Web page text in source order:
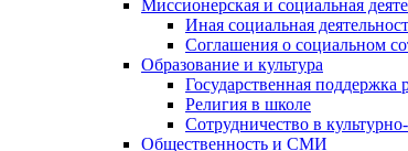
Миссионерская и социальная
Иная социальная
Соглашения о социальном
Образование и культура
Государственная поддержка
Религия в школе
Сотрудничество в
Общественность и СМИ